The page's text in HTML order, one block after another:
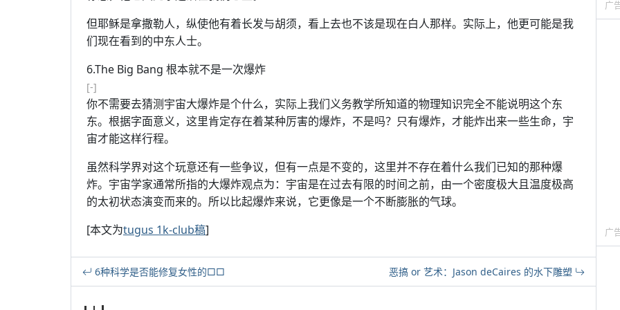
但耶稣是拿撒勒人，纵使他有着长发与胡须，看上去也不该是现在白人那样。实际上，他更可能是我
们现在看到的中东人士。
6.The Big Bang 根本就不是一次爆炸
[-]
你不需要去猜测宇宙大爆炸是个什么，实际上我们义务教学所知道的物理知识完全不能说明这个东
东。根据字面意义，这里肯定存在着某种厉害的爆炸，不是吗？只有爆炸，才能炸出来一些生命，宇
宙才能这样行程。
虽然科学界对这个玩意还有一些争议，但有一点是不变的，这里并不存在着什么我们已知的那种爆
炸。宇宙学家通常所指的大爆炸观点为：宇宙是在过去有限的时间之前，由一个密度极大且温度极高
的太初状态演变而来的。所以比起爆炸来说，它更像是一个不断膨胀的气球。
[本文为tugus 1k-club稿]
6种科学是否能修复女性的□□ 恶搞 or 艺术：Jason deCaires 的水下雕塑
广
广